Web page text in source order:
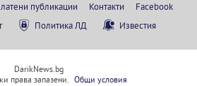
публикации Контакти
Facebook
Политика ЛД Известия
DarikNews.bg
права запазени. Общи условия